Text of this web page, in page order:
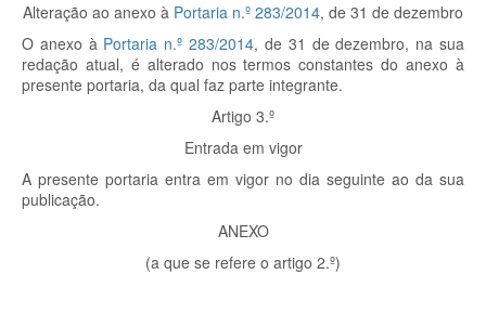
Alteração ao anexo à Portaria n.º 283/2014, de 31 de dezembro
O anexo à Portaria n.º 283/2014, de 31 de dezembro, na sua
redação atual, é alterado nos termos constantes do anexo à
presente portaria, da qual faz parte integrante.
Artigo 3.º
Entrada em vigor
A presente portaria entra em vigor no dia seguinte ao da sua
publicação.
ANEXO
(a que se refere o artigo 2.º)